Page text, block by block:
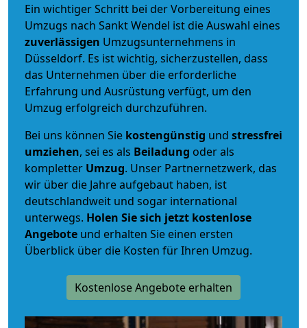
Ein wichtiger Schritt bei der Vorbereitung eines
Umzugs nach Sankt Wendel ist die Auswahl eines
zuverlässigen Umzugsunternehmens in
Düsseldorf. Es ist wichtig, sicherzustellen, dass
das Unternehmen über die erforderliche
Erfahrung und Ausrüstung verfügt, um den
Umzug erfolgreich durchzuführen.
Bei uns können Sie kostengünstig und stressfrei
umziehen, sei es als Beiladung oder als
kompletter Umzug. Unser Partnernetzwerk, das
wir über die Jahre aufgebaut haben, ist
deutschlandweit und sogar international
unterwegs. Holen Sie sich jetzt kostenlose
Angebote und erhalten Sie einen ersten
Überblick über die Kosten für Ihren Umzug.
Kostenlose Angebote erhalten